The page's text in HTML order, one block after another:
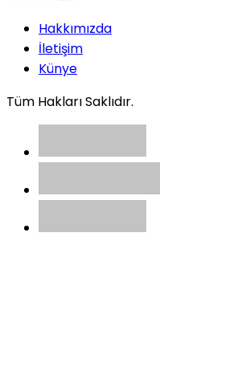
Hakkımızda
İletişim
Künye
Tüm Hakları Saklıdır.